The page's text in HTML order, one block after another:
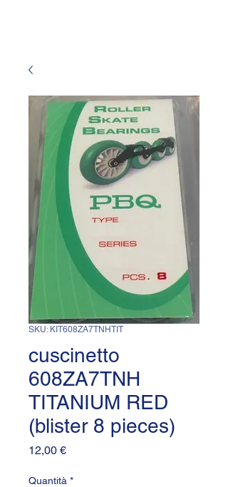
SKU: KIT608ZA7TNHTIT
cuscinetto
608ZA7TNH
TITANIUM RED
(blister 8 pieces)
12,00 €Prezzo
Quantità *